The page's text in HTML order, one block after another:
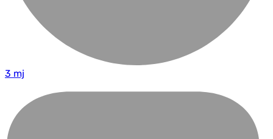
3 mj